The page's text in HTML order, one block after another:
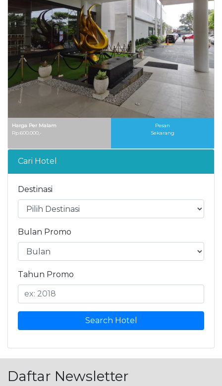
Harga Per Malam
Rp.600.000,-
Pesan
Sekarang
Cari Hotel
Destinasi
Bulan Promo
Tahun Promo
Search Hotel
Daftar Newsletter